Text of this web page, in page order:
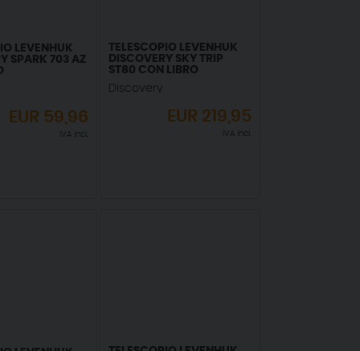
LEVENHUK
SPARK 703 AZ
EUR 59,96
IVA incl.
TELESCOPIO LEVENHUK
DISCOVERY SKY TRIP
ST80 CON LIBRO
Discovery
EUR 219,95
IVA incl.